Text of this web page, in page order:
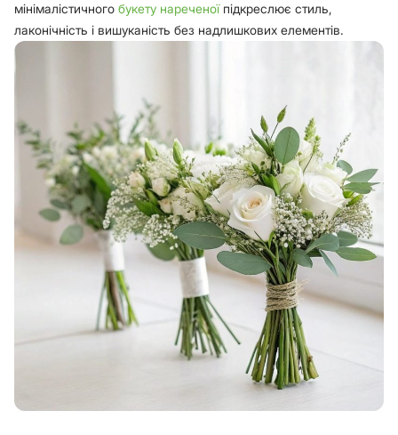
мінімалістичного букету нареченоїпідкреслює стиль,
лаконічність і вишуканість без надлишкових елементів.